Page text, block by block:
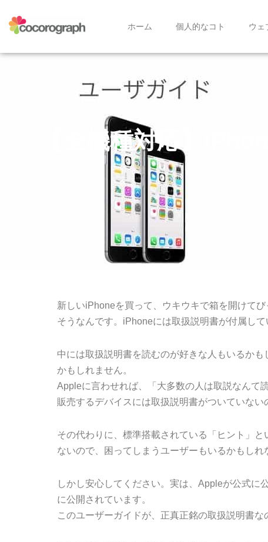
ホーム 個人的なコト ウェ
【全機種対応】
新しいiPhoneを買って、ウキウキで箱を開けてび
そうなんです。iPhoneには取扱説明書が付属して
中には取扱説明書を読むのが好きな人もいるか
かもしれません。
Appleに言わせれば、「大多数の人は取説なんて
販売するデバイスには取扱説明書がついていない
その代わりに、標準搭載されている「ヒント」
ないので、困ってしまうユーザーもいるかもしれ
しかし安心してください。実は、Appleが公式に
に公開されています。
このユーザーガイドが、正真正銘の取扱説明書な